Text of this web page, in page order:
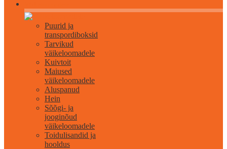
Puurid ja
transpordiboksid
Tarvikud
väikeloomadele
Kuivtoit
Maiused
väikeloomadele
Aluspanud
Hein
Sõõgi- ja
jooginõud
väikeloomadele
Toidulisandid ja
hooldus